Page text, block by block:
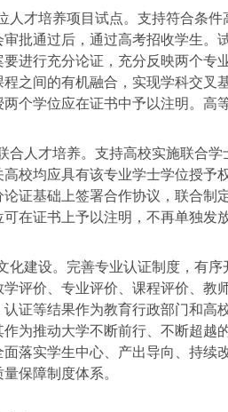
才培养项目试点。支持符合条件
审批通过后，通过高考招收学生
进行充分论证，充分反映两个
之间的有机融合，实现学科交
个学位应在证书中予以注明。高
人才培养。支持高校实施联合学
高校均应具有该专业学士学位授
证基础上签署合作协议，联合
在证书上予以注明，不再单独发
建设。完善专业认证制度，有序
学评价、专业评价、课程评价、
证等结果作为教育行政部门和高
为推动大学不断前行、不断超
落实学生中心、产出导向、持续
保障制度体系。